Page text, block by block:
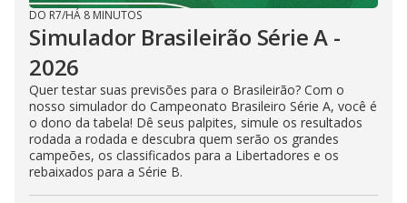
DO R7/HÁ 8 MINUTOS
Simulador Brasileirão Série A -
2026
Quer testar suas previsões para o Brasileirão? Com o
nosso simulador do Campeonato Brasileiro Série A, você é
o dono da tabela! Dê seus palpites, simule os resultados
rodada a rodada e descubra quem serão os grandes
campeões, os classificados para a Libertadores e os
rebaixados para a Série B.